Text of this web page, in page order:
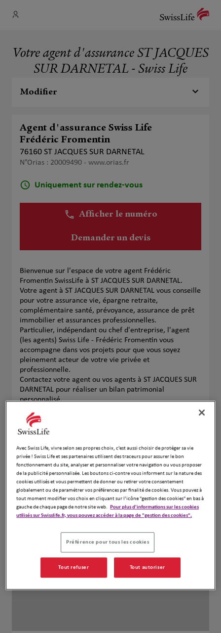
Votre agent d'assurance ST JACQUES
SUR DARNETAL - Swiss Life
Modifier
Agent d'assurance Swiss Life
Frédéric Fromentin
76160 ST JACQUES SUR DARNETAL
N°Orias : 20009490 - www.orias.fr
Uniquement sur rendez-vous
Afficher le numéro
Demander un devis
Bienvenue sur l'espace de votre agent Frédéric
Fromentin SwissLife à ST JACQUES SUR DARNETAL.
Votre agent à ST JACQUES SUR DARNETAL vous conseille
pour votre assurance vie, épargne retraite,
complémentaire santé, prévoyance, assurance de prêt
immobilier et assurances professionnelles.
Particulier, indépendant ou chef d'entreprise, l'agent
(les agents) Swiss Life - Frédéric Fromentin vous
accompagne dans vos projets pour que vous soyez
pleinement acteur de votre vie privée et
professionnelle.
Contactez votre agent ou vos agents à ST JACQUES SUR
DARNETAL pour réaliser un bilan patrimonial
personnalisé.
Avec Swiss Life, vivre selon ses propres choix, c’est aussi choisir de protéger sa vie
privée ! Swiss Life et ses partenaires utilisent des traceurs pour assurer le bon
fonctionnement du site, analyser et personnaliser votre navigation ou vous proposer
de la publicité personnalisée. Les boutons ci-contre vous informent sur la nature des
cookies utilisés et vous permettent de donner ou retirer votre consentement
globalement ou de paramétrer vos préférences par finalité de cookies. Vous pouvez à
tout moment modifier vos choix en cliquant sur l’icône "gestion des cookies" en bas à
gauche de chaque page de notre site web. Pour plus d'informations sur les cookies
utilisés sur Swisslife.fr, vous pouvez accéder à la page de "gestion des cookies".
Préférence pour tous les cookies
Tout refuser Tout autoriser